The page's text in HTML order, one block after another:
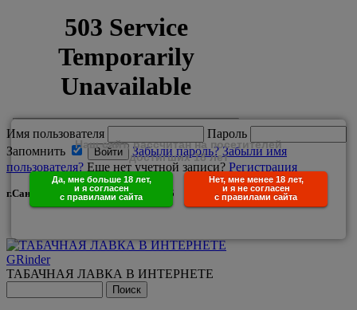
Наш сайт, рассчитан на посетителей
достигших 18 лет
Да, мне больше 18 лет,
и я согласен
с правилами сайта
Нет, мне менее 18 лет,
и я не согласен
с правилами сайта
Имя пользователя
Пароль
Запомнить
Забыли пароль? Забыли имя
пользователя? Еще нет учетной записи? Регистрация
г.Санкт-Петербург +7(950)029-25-85
GRinder
ТАБАЧНАЯ ЛАВКА В ИНТЕРНЕТЕ